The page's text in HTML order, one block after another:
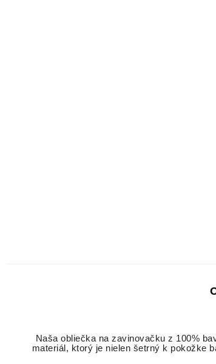
Naša obliečka na zavinovačku z 100%
materiál, ktorý je nielen šetrný k pokožke